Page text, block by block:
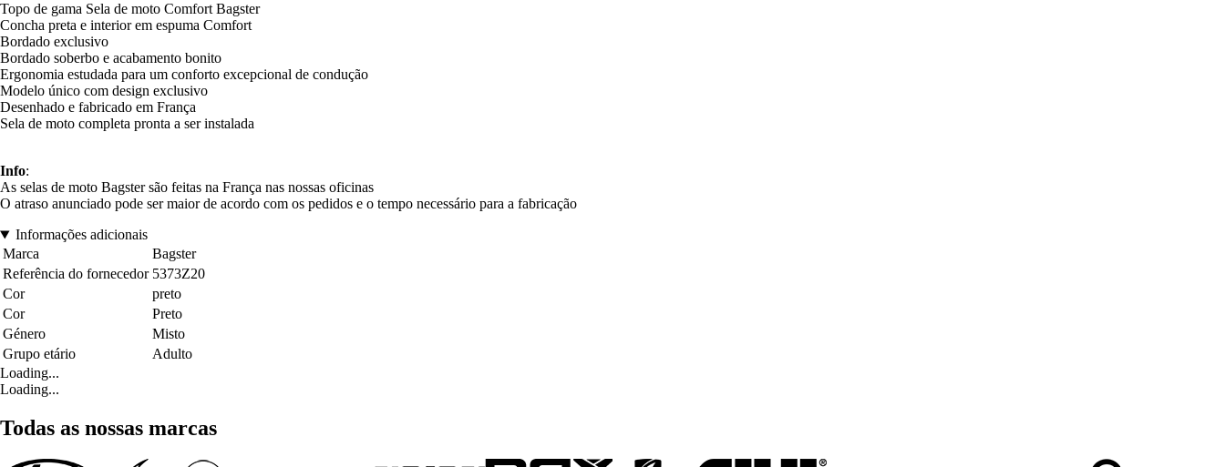
Topo de gama Sela de moto Comfort Bagster
Concha preta e interior em espuma Comfort
Bordado exclusivo
Bordado soberbo e acabamento bonito
Ergonomia estudada para um conforto excepcional de condução
Modelo único com design exclusivo
Desenhado e fabricado em França
Sela de moto completa pronta a ser instalada
Info:
As selas de moto Bagster são feitas na França nas nossas oficinas
O atraso anunciado pode ser maior de acordo com os pedidos e o tempo necessário para a fabricação
Informações adicionais
Marca
Bagster
Referência do fornecedor 5373Z20
Cor
preto
Cor
Preto
Género
Misto
Grupo etário
Adulto
Loading...
Loading...
Todas as nossas marcas